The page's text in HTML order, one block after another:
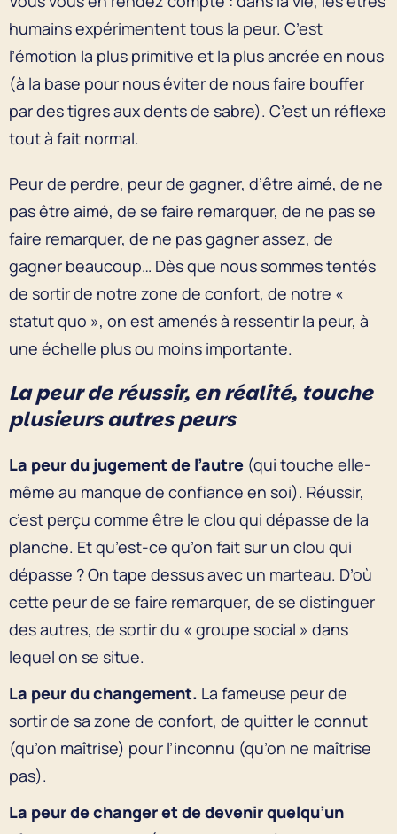
humains expérimentent tous la peur. C’est
l’émotion la plus primitive et la plus ancrée en nous
(à la base pour nous éviter de nous faire bouffer
par des tigres aux dents de sabre). C’est un réflexe
tout à fait normal.
Peur de perdre, peur de gagner, d’être aimé, de ne
pas être aimé, de se faire remarquer, de ne pas se
faire remarquer, de ne pas gagner assez, de
gagner beaucoup… Dès que nous sommes tentés
de sortir de notre zone de confort, de notre «
statut quo », on est amenés à ressentir la peur, à
une échelle plus ou moins importante.
La peur de réussir, en réalité, touche
plusieurs autres peurs
La peur du jugement de l’autre (qui touche elle-
même au manque de confiance en soi). Réussir,
c’est perçu comme être le clou qui dépasse de la
planche. Et qu’est-ce qu’on fait sur un clou qui
dépasse ? On tape dessus avec un marteau. D’où
cette peur de se faire remarquer, de se distinguer
des autres, de sortir du « groupe social » dans
lequel on se situe.
La peur du changement. La fameuse peur de
sortir de sa zone de confort, de quitter le connut
(qu’on maîtrise) pour l’inconnu (qu’on ne maîtrise
pas).
La peur de changer et de devenir quelqu’un